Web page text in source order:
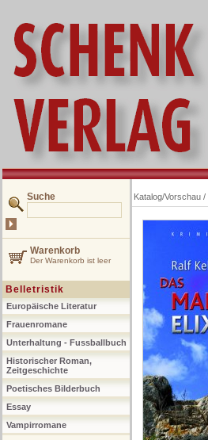
Suche
Warenkorb
Der Warenkorb ist leer
Belletristik
Europäische Literatur
Frauenromane
Unterhaltung - Fussballbuch
Historischer Roman,
Zeitgeschichte
Poetisches Bilderbuch
Essay
Vampirromane
Katalog/Vorschau /